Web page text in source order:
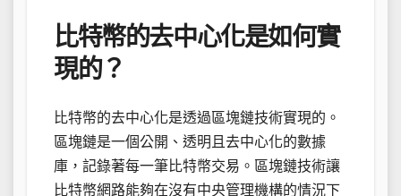
比特幣的去中心化是如何實
現的？
比特幣的去中心化是透過區塊鏈技術實現的。
區塊鏈是一個公開、透明且去中心化的數據
庫，記錄著每一筆比特幣交易。區塊鏈技術讓
比特幣網路能夠在沒有中央管理機構的情況下